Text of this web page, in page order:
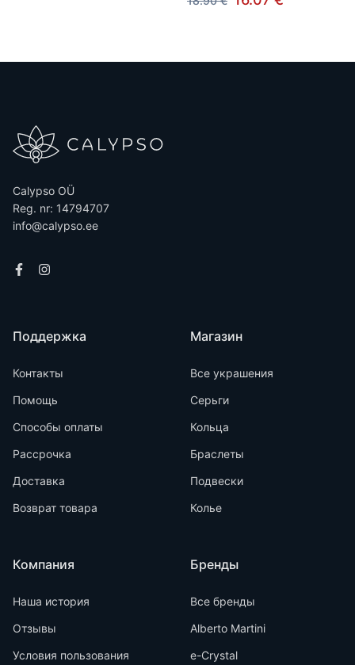
Calypso OÜ
Reg. nr: 14794707
info@calypso.ee
Поддержка
Контакты
Помощь
Способы оплаты
Рассрочка
Доставка
Возврат товара
Компания
Наша история
Отзывы
Условия пользования
Магазин
Все украшения
Серьги
Кольца
Браслеты
Подвески
Колье
Бренды
Все бренды
Alberto Martini
e-Crystal